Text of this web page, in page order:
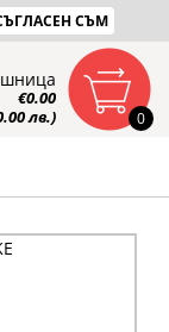
СЪМ
0
€0.00
лв.)